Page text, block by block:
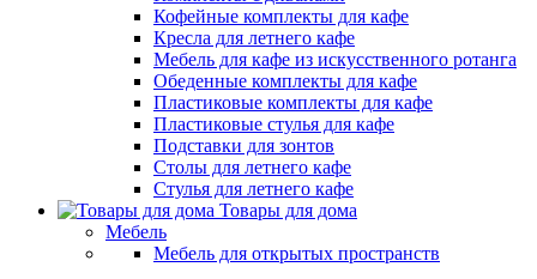
Кофейные комплекты для кафе
Кресла для летнего кафе
Мебель для кафе из искусственного ротанга
Обеденные комплекты для кафе
Пластиковые комплекты для кафе
Пластиковые стулья для кафе
Подставки для зонтов
Столы для летнего кафе
Стулья для летнего кафе
Товары для дома
Мебель
Мебель для открытых пространств